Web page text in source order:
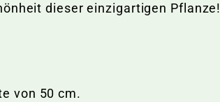
dieser einzigartigen Pflanze!
von 50 cm.